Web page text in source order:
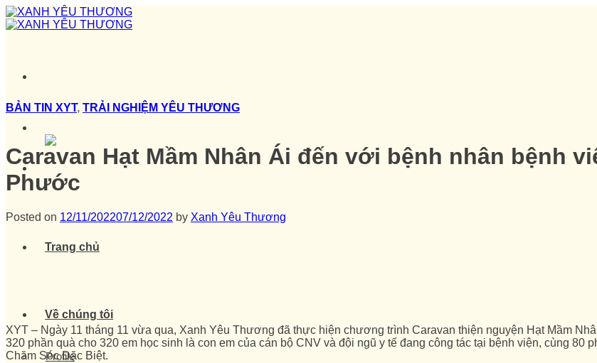
Skip
to
Trang chủ
Về chúng tôi
Profile
BẢN TIN XYT, TRẢI NGHIỆM YÊU THƯƠNG
Caravan Hạt Mầm Nhân Ái đến với bệnh nhân bệnh
Phước
Posted on 12/11/202207/12/2022 by Xanh Yêu Thương
XYT – Ngày 11 tháng 11 vừa qua, Xanh Yêu Thương đã thực hiện chương trình Caravan thiện nguyện Hạt Mầm
320 phần quà cho 320 em học sinh là con em của cán bộ CNV và đội ngũ y tế đang công tác tại bệnh viện, cùng 80
Chăm Sóc Đặc Biệt.